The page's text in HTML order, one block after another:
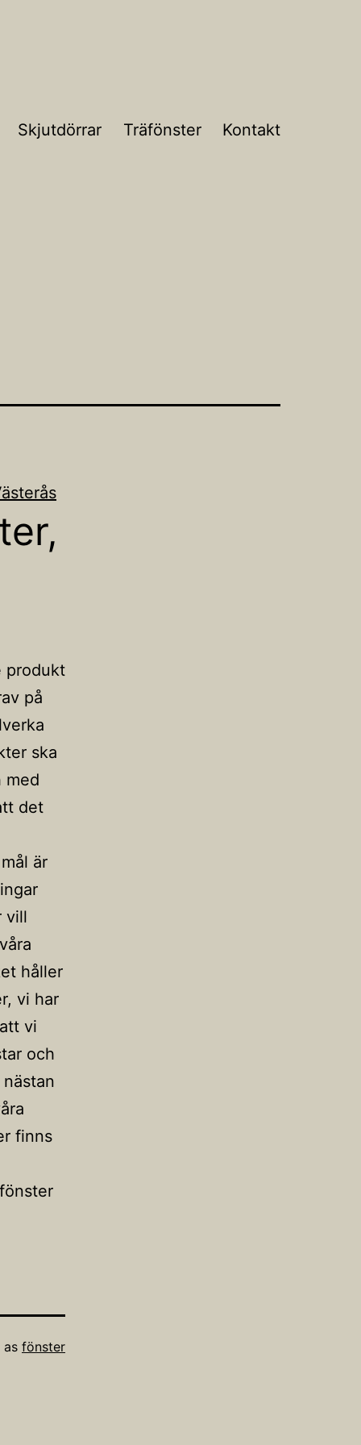
Skjutdörrar Träfönster Kontakt
produkt
på
ska
med
det
är
vill
håller
vi har
vi
och
finns
as fönster